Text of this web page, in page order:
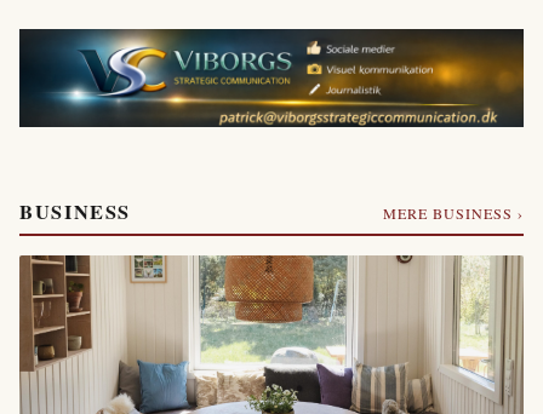
BUSINESS MERE BUSINESS ›